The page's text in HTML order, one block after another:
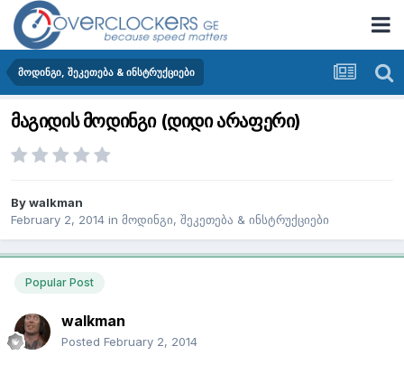
მოდინგი, შეკეთება & ინსტრუქციები
მაგიდის მოდინგი (დიდი არაფერი)
Bywalkman
February 2, 2014 in მოდინგი, შეკეთება & ინსტრუქციები
Popular Post
walkman
Posted February 2, 2014